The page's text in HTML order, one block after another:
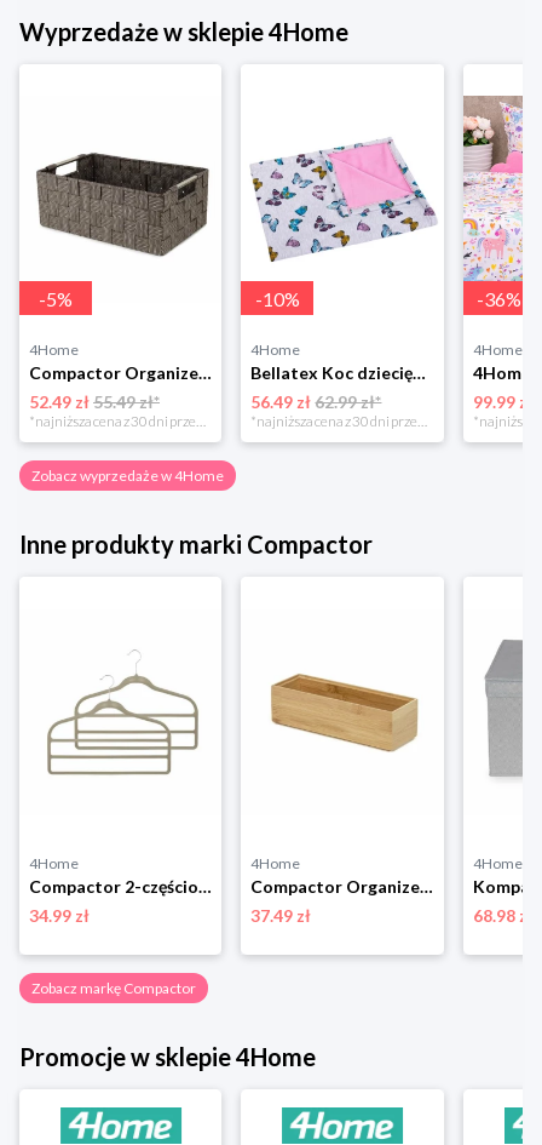
Wyprzedaże w sklepie 4Home
-5%
4Home
Compactor Organizer do przechowywania Toronto, 30 x 20 x 12 cm, ciemnobrązowy
52.49 zł55.49 zł*
*najniższa cena z 30 dni przed obniżką
-10%
4Home
Bellatex Koc dziecięcy Bára Butterfly różowy, 75 x 100 cm
56.49 zł 62.99 zł*
*najniższa cena z 30 dni przed obniżką
-36%
4Home
99.99 zł
Zobacz wyprzedaże w 4Home
Inne produkty marki Compactor
4Home
Compactor 2-częściowy komplet wieszaków na spodnie Velvet, 45 cm
34.99 zł
4Home
Compactor Organizer do przechowywania Bamboo Box M, 22,5 x 7,5 x 6,5 cm, M
37.49 zł
4Home
68.98 zł
Zobacz markę Compactor
Promocje w sklepie 4Home